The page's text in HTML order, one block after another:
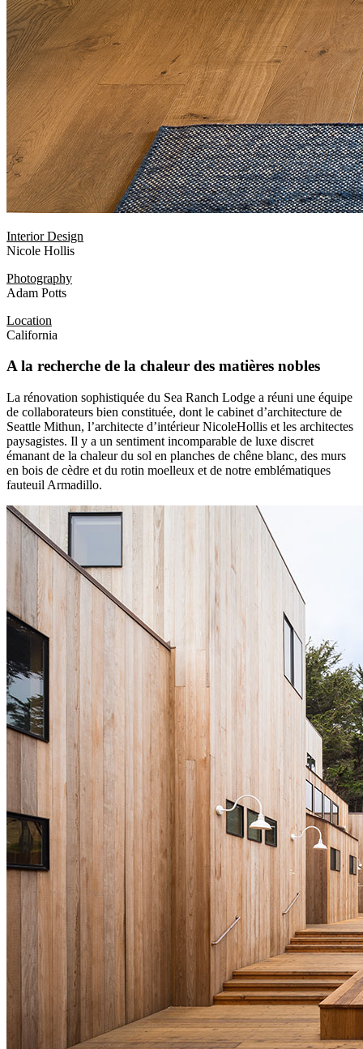
Interior Design
Nicole Hollis
Photography
Adam Potts
Location
California
A la recherche de la chaleur des matières nobles
La rénovation sophistiquée du Sea Ranch Lodge a réuni une équipe
de collaborateurs bien constituée, dont le cabinet d’architecture de
Seattle Mithun, l’architecte d’intérieur NicoleHollis et les architectes
paysagistes. Il y a un sentiment incomparable de luxe discret
émanant de la chaleur du sol en planches de chêne blanc, des murs
en bois de cèdre et du rotin moelleux et de notre emblématiques
fauteuil Armadillo.